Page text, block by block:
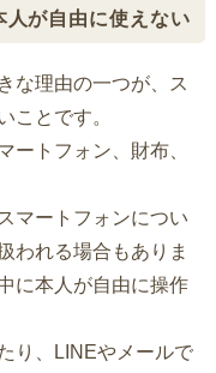
が自由に使えない
な理由の一つが、ス
ことです。
ートフォン、財布、
マートフォンについ
われる場合もありま
に本人が自由に操作
り、LINEやメールで